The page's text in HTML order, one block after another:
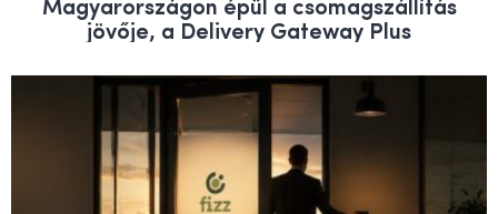
jövője, a Delivery Gateway Plus